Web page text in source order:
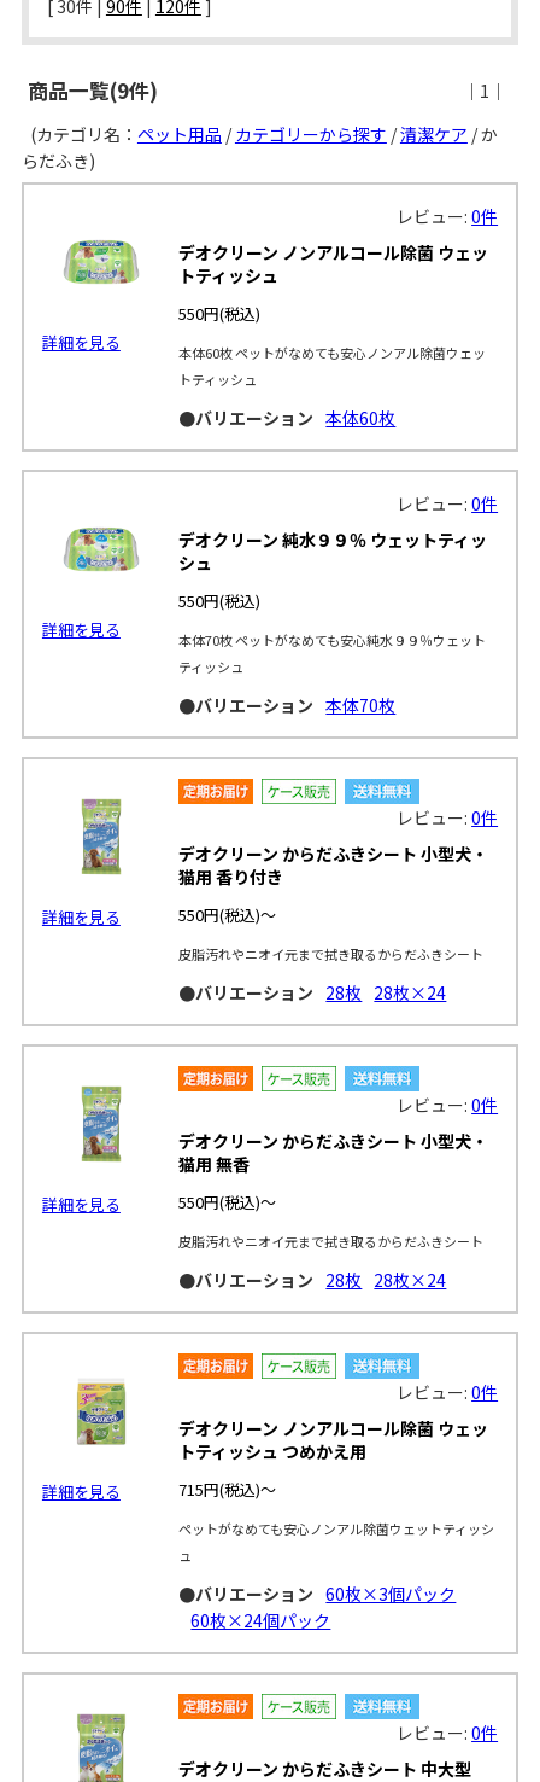
[ 30件 | 90件 | 120件 ]
商品一覧(9件)
｜1｜
(カテゴリ名： ペット用品 /カテゴリーから探す /清潔ケア / か
らだふき)
詳細を見る
レビュー:0件
デオクリーン ノンアルコール除菌 ウェッ
トティッシュ
550円(税込)
本体60枚 ペットがなめても安心ノンアル除菌ウェッ
トティッシュ
●バリエーション 本体60枚
詳細を見る
レビュー:0件
デオクリーン 純水９９％ ウェットティッ
シュ
550円(税込)
本体70枚 ペットがなめても安心純水９９％ウェット
ティッシュ
●バリエーション 本体70枚
詳細を見る
レビュー:0件
デオクリーン からだふきシート 小型犬・
猫用 香り付き
550円(税込)～
皮脂汚れやニオイ元まで拭き取るからだふきシート
●バリエーション 28枚 28枚×24
詳細を見る
レビュー:0件
デオクリーン からだふきシート 小型犬・
猫用 無香
550円(税込)～
皮脂汚れやニオイ元まで拭き取るからだふきシート
●バリエーション 28枚 28枚×24
詳細を見る
レビュー:0件
デオクリーン ノンアルコール除菌 ウェッ
トティッシュ つめかえ用
715円(税込)～
ペットがなめても安心ノンアル除菌ウェットティッシ
ュ
●バリエーション 60枚×3個パック
60枚×24個パック
レビュー:0件
デオクリーン からだふきシート 中大型